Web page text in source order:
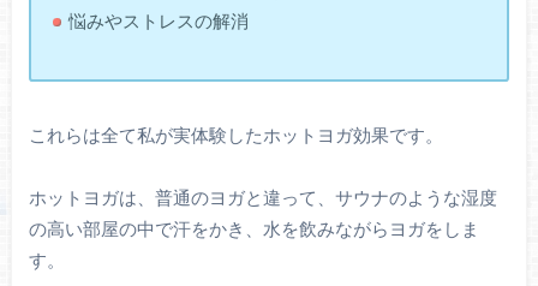
悩みやストレスの解消
これらは全て私が実体験したホットヨガ効果です。
ホットヨガは、普通のヨガと違って、サウナのような湿度
の高い部屋の中で汗をかき、水を飲みながらヨガをしま
す。